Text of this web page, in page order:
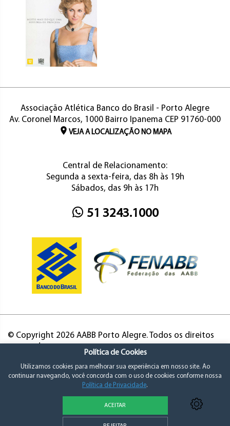
Associação Atlética Banco do Brasil - Porto Alegre
Av. Coronel Marcos, 1000 Bairro Ipanema CEP 91760-000
VEJA A LOCALIZAÇÃO NO MAPA
Central de Relacionamento:
Segunda a sexta-feira, das 8h às 19h
Sábados, das 9h às 17h
51 3243.1000
© Copyright 2026 AABB Porto Alegre. Todos os direitos
Política de Privacidade e Consentimento
Política de Cookies
Utilizamos cookies para melhorar sua experiência em nosso site. Ao
continuar navegando, você concorda com o uso de cookies conforme nossa
Política de Privacidade.
ACEITAR